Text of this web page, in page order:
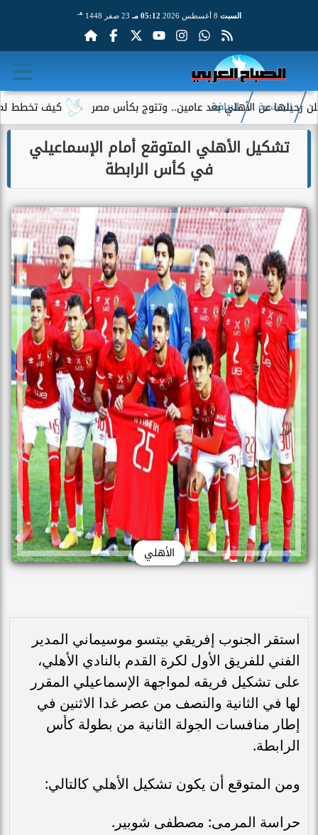
السبت 05:12 مـ 23 صفر 1448 هـ
كيف تخطط لميزانية عن الأهلي بعد عامين.. وتتوج بكأس مصر
الرئيسية الرياضة
تشكيل الأهلي المتوقع أمام الإسماعيلي
في كأس الرابطة
الأهلي
استقر الجنوب إفريقي بيتسو موسيماني المدير
الفني للفريق الأول لكرة القدم بالنادي الأهلي،
على تشكيل فريقه لمواجهة الإسماعيلي المقرر
لها في الثانية والنصف من عصر غدا الاثنين في
إطار منافسات الجولة الثانية من بطولة كأس
الرابطة.
ومن المتوقع أن يكون تشكيل الأهلي كالتالي:
حراسة المرمى: مصطفى شوبير.